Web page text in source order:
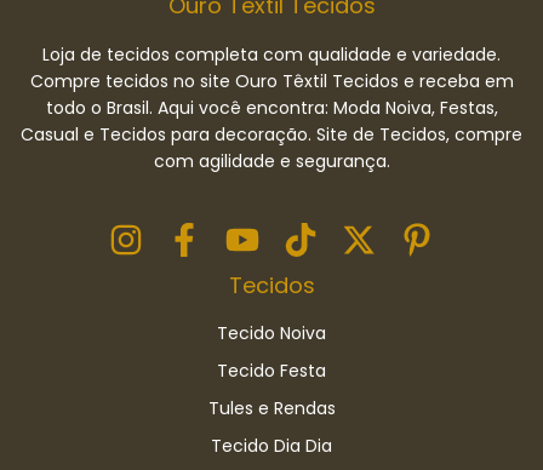
Loja de tecidos completa com qualidade e variedade.
Compre tecidos no site Ouro Têxtil Tecidos e receba em
todo o Brasil. Aqui você encontra: Moda Noiva, Festas,
Casual e Tecidos para decoração. Site de Tecidos, compre
com agilidade e segurança.
Tecidos
Tecido Noiva
Tecido Festa
Tules e Rendas
Tecido Dia Dia